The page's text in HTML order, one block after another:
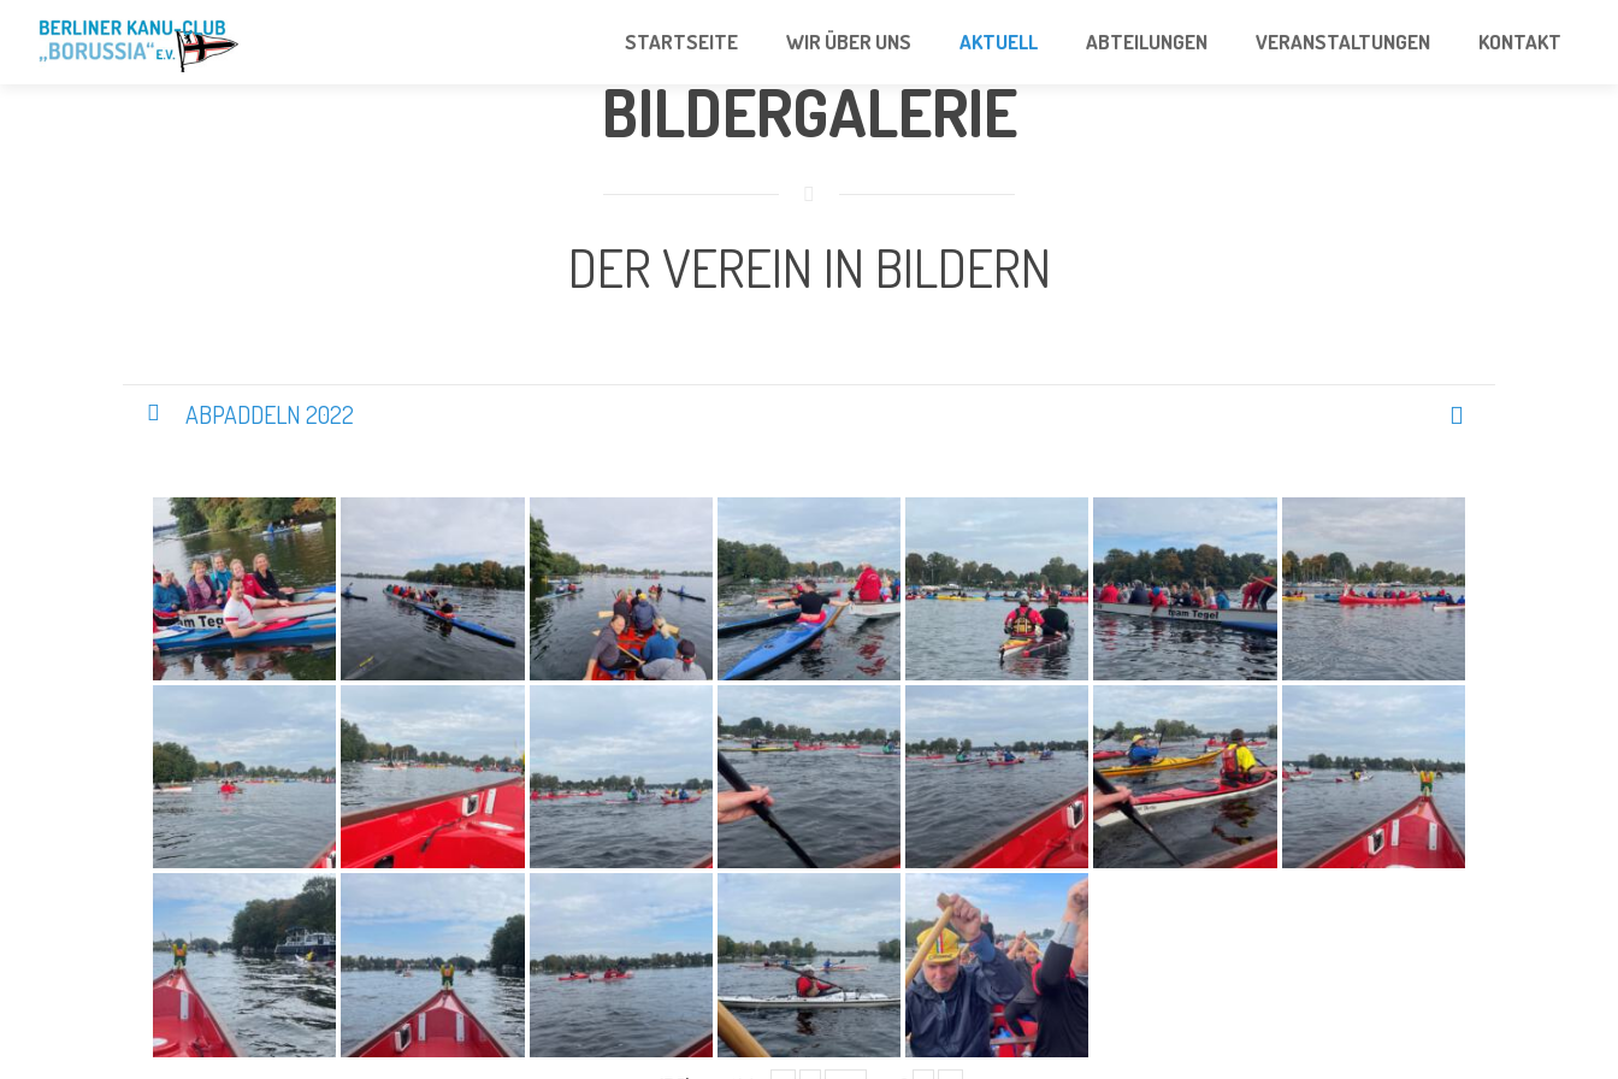
STARTSEITE WIR ÜBER UNS AKTUELL ABTEILUNGEN VERANSTALTUNGEN KONTAKT
BILDERGALERIE
DER VEREIN IN BILDERN
ABPADDELN 2022